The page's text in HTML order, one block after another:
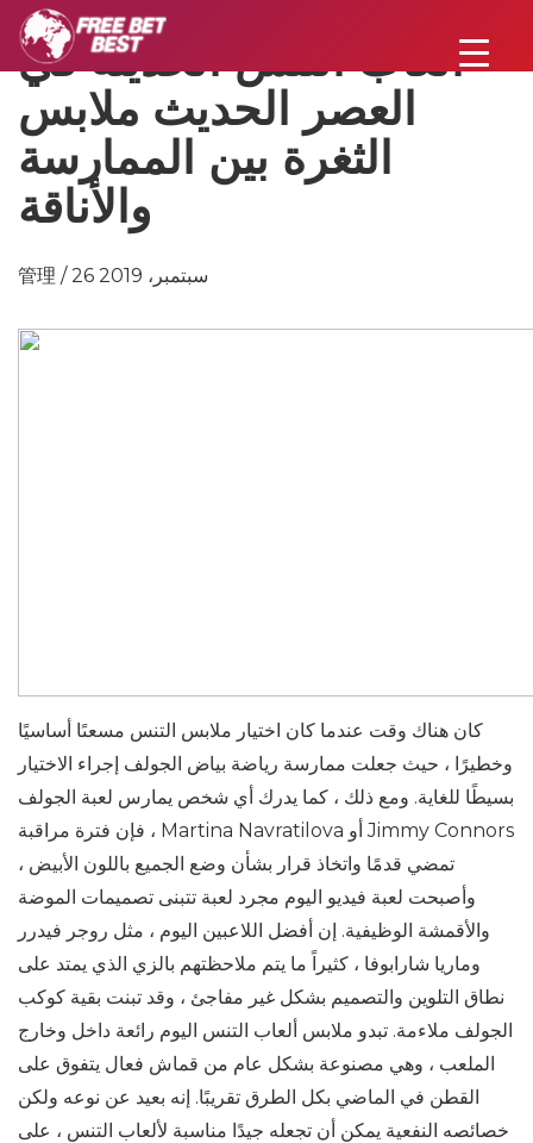
ألعاب التنس الحديثة في
العصر الحديث ملابس
الثغرة بين الممارسة
والأناقة
管理 / 26 سبتمبر، 2019
كان هناك وقت عندما كان اختيار ملابس التنس مسعىًا أساسيًا
وخطيرًا ، حيث جعلت ممارسة رياضة بياض الجولف إجراء الاختيار
بسيطًا للغاية. ومع ذلك ، كما يدرك أي شخص يمارس لعبة الجولف
، فإن فترة مراقبة Martina Navratilova أو Jimmy Connors
تمضي قدمًا واتخاذ قرار بشأن وضع الجميع باللون الأبيض ،
وأصبحت لعبة فيديو اليوم مجرد لعبة تتبنى تصميمات الموضة
والأقمشة الوظيفية. إن أفضل اللاعبين اليوم ، مثل روجر فيدرر
وماريا شارابوفا ، كثيراً ما يتم ملاحظتهم بالزي الذي يمتد على
نطاق التلوين والتصميم بشكل غير مفاجئ ، وقد تبنت بقية كوكب
الجولف ملاءمة. تبدو ملابس ألعاب التنس اليوم رائعة داخل وخارج
الملعب ، وهي مصنوعة بشكل عام من قماش فعال يتفوق على
القطن في الماضي بكل الطرق تقريبًا. إنه بعيد عن نوعه ولكن
خصائصه النفعية يمكن أن تجعله جيدًا مناسبة لألعاب التنس ، على